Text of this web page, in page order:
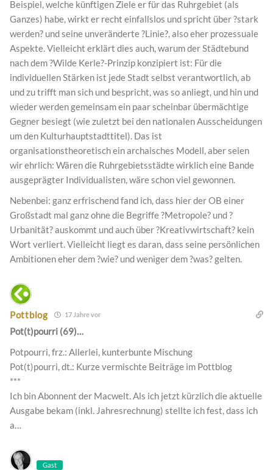
Beispiel, welche künftigen Ziele er für das Ruhrgebiet (als
Ganzes) habe, wirkt er recht einfallslos und spricht über ?stark
werden? und seine unveränderte ?Linie?, also eher prozessuale
Aspekte. Vielleicht erklärt dies auch, warum der Städtebund
nach dem ?Wilde Kerle?-Prinzip konzipiert ist: Für die
individuellen Stärken ist jede Stadt selbst verantwortlich, ab
und zu trifft man sich und bespricht, was so anliegt, und hin und
wieder werden gemeinsam ein paar scheinbar übermächtige
Gegner besiegt (wie zuletzt bei den nationalen Ausscheidungen
um den Kulturhauptstadttitel). Das ist
organisationstheoretisch ein archaisches Modell, aber seien
wir ehrlich: Wären die Ruhrgebietsstädte wirklich eine Bande
ausgeprägter Individualisten, wäre schon viel gewonnen.
Nebenbei: ganz erfrischend fand ich, dass hier der OB einer
Großstadt mal ganz ohne die Begriffe ?Metropole? und ?
Urbanität? auskommt und auch über ?Kreativwirtschaft? kein
Wort verliert. Vielleicht liegt es daran, dass seine persönlichen
Ambitionen eher dem ?wie? und weniger dem ?was? gelten.
Pottblog 17 Jahre vor
Pot(t)pourri (69)…
Potpourri, frz.: Allerlei, kunterbunte Mischung
Pot(t)pourri, dt.: Kurze vermischte Beiträge im Pottblog
***
Ich bin Abonnent der Macwelt. Als ich jetzt kürzlich die aktuelle
Ausgabe bekam (inkl. Jahresrechnung) stellte ich fest, dass ich
a…
Gast